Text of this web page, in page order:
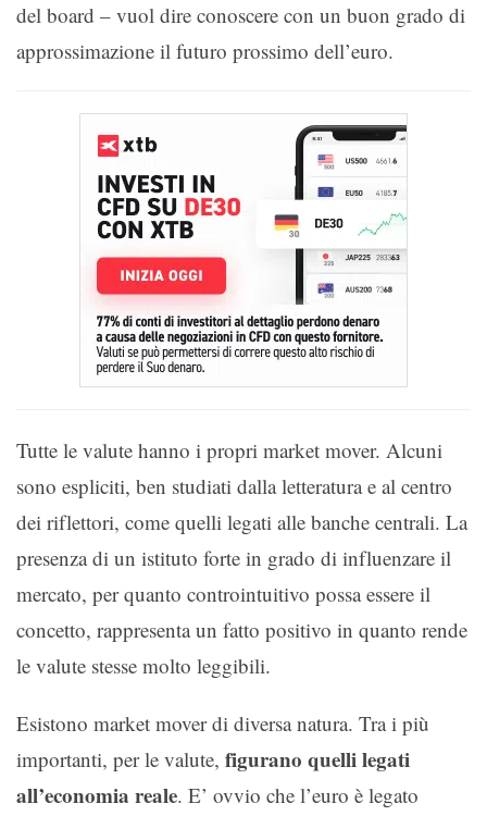
del board – vuol dire conoscere con un buon grado di
approssimazione il futuro prossimo dell’euro.
Tutte le valute hanno i propri market mover. Alcuni
sono espliciti, ben studiati dalla letteratura e al centro
dei riflettori, come quelli legati alle banche centrali. La
presenza di un istituto forte in grado di influenzare il
mercato, per quanto controintuitivo possa essere il
concetto, rappresenta un fatto positivo in quanto rende
le valute stesse molto leggibili.
Esistono market mover di diversa natura. Tra i più
importanti, per le valute, figurano quelli legati
all’economia reale. E’ ovvio che l’euro è legato